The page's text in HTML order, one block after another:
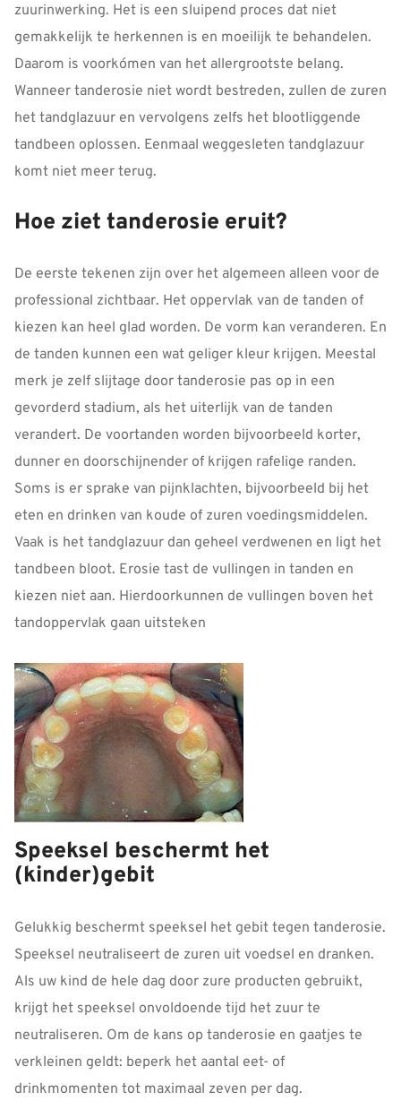
zuurinwerking. Het is een sluipend proces dat niet
gemakkelijk te herkennen is en moeilijk te behandelen.
Daarom is voorkómen van het allergrootste belang.
Wanneer tanderosie niet wordt bestreden, zullen de zuren
het tandglazuur en vervolgens zelfs het blootliggende
tandbeen oplossen. Eenmaal weggesleten tandglazuur
komt niet meer terug.
Hoe ziet tanderosie eruit?
De eerste tekenen zijn over het algemeen alleen voor de
professional zichtbaar. Het oppervlak van de tanden of
kiezen kan heel glad worden. De vorm kan veranderen. En
de tanden kunnen een wat geliger kleur krijgen. Meestal
merk je zelf slijtage door tanderosie pas op in een
gevorderd stadium, als het uiterlijk van de tanden
verandert. De voortanden worden bijvoorbeeld korter,
dunner en doorschijnender of krijgen rafelige randen.
Soms is er sprake van pijnklachten, bijvoorbeeld bij het
eten en drinken van koude of zuren voedingsmiddelen.
Vaak is het tandglazuur dan geheel verdwenen en ligt het
tandbeen bloot. Erosie tast de vullingen in tanden en
kiezen niet aan. Hierdoorkunnen de vullingen boven het
tandoppervlak gaan uitsteken
Speeksel beschermt het
(kinder)gebit
Gelukkig beschermt speeksel het gebit tegen tanderosie.
Speeksel neutraliseert de zuren uit voedsel en dranken.
Als uw kind de hele dag door zure producten gebruikt,
krijgt het speeksel onvoldoende tijd het zuur te
neutraliseren. Om de kans op tanderosie en gaatjes te
verkleinen geldt: beperk het aantal eet- of
drinkmomenten tot maximaal zeven per dag.